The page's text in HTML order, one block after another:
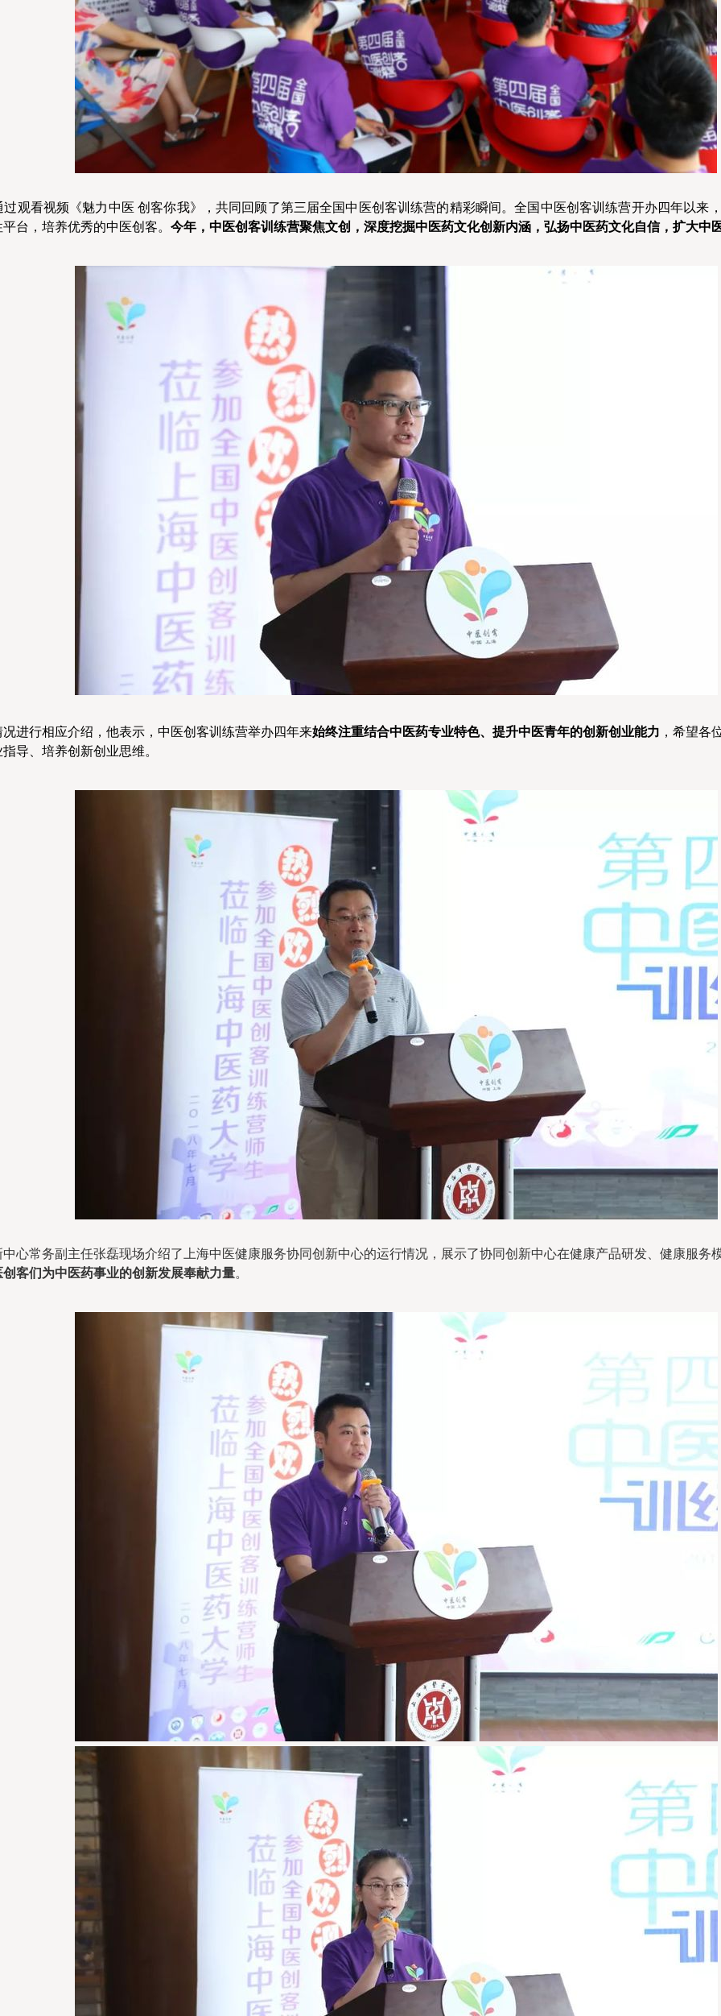
观看视频《魅力中医 创客你我》，共同回顾了第三届全国中医创客训练营的精彩瞬间。全国中医创客训练营开办四年以来
台，培养优秀的中医创客。 今年，中医创客训练营聚焦文创，深度挖掘中医药文化创新内涵，弘扬中医药文化自信，扩大中
进行相应介绍，他表示，中医创客训练营举办四年来始终注重结合中医药专业特色、提升中医青年的创新创业能力 ，希望各
导、培养创新创业思维。
心常务副主任张磊现场介绍了上海中医健康服务协同创新中心的运行情况，展示了协同创新中心在健康产品研发、健康服务
创客们为中医药事业的创新发展奉献力量。